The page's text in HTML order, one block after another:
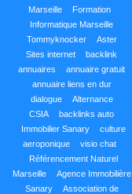
Marseille
Formation
Informatique Marseille
Tommyknocker
Aster
Sites internet
backlink
annuaires
annuaire gratuit
annuaire liens en dur
dialogue
Alternance
CSIA
backlinks auto
Immobilier Sanary
culture
aeroponique
visio chat
Référencement Naturel
Marseille
Agence Immobilière
Sanary
Association de